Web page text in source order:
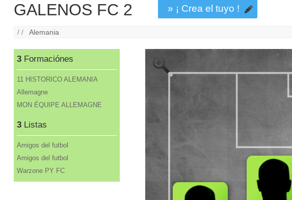
GALENOS FC 2 » ¡ Crea el tuyo !
/ /Alemania
3 Formaciónes
11 HISTORICO ALEMANIA
Allemagne
MON ÉQUIPE ALLEMAGNE
3 Listas
Amigos del futbol
Amigos del futbol
Warzone PY FC